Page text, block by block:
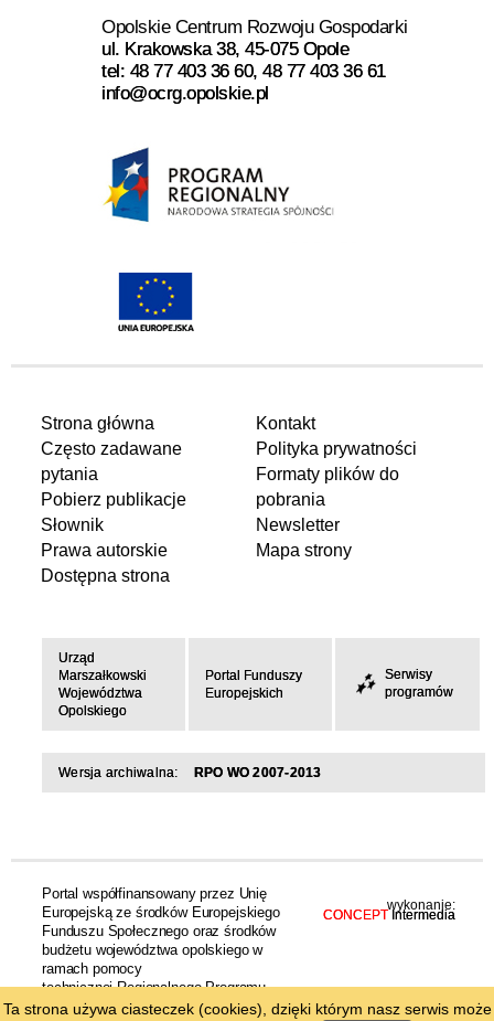
Opolskie Centrum Rozwoju Gospodarki
ul. Krakowska 38, 45-075 Opole
tel: 48 77 403 36 60, 48 77 403 36 61
info@ocrg.opolskie.pl
Strona główna
Często zadawane
pytania
Pobierz publikacje
Słownik
Prawa autorskie
Dostępna strona
Kontakt
Polityka prywatności
Formaty plików do
pobrania
Newsletter
Mapa strony
Urząd
Marszałkowski
Województwa
Opolskiego
Portal Funduszy
Europejskich
Serwisy
programów
Wersja archiwalna: RPO WO 2007-2013
Portal współfinansowany przez Unię
Europejską ze środków Europejskiego
Funduszu Społecznego oraz środków
budżetu województwa opolskiego w
ramach pomocy
technicznej Regionalnego Programu
Operacyjnego Województwa Opolskiego
wykonanie:
CONCEPTIntermedia
Ta strona używa ciasteczek (cookies), dzięki którym nasz serwis może